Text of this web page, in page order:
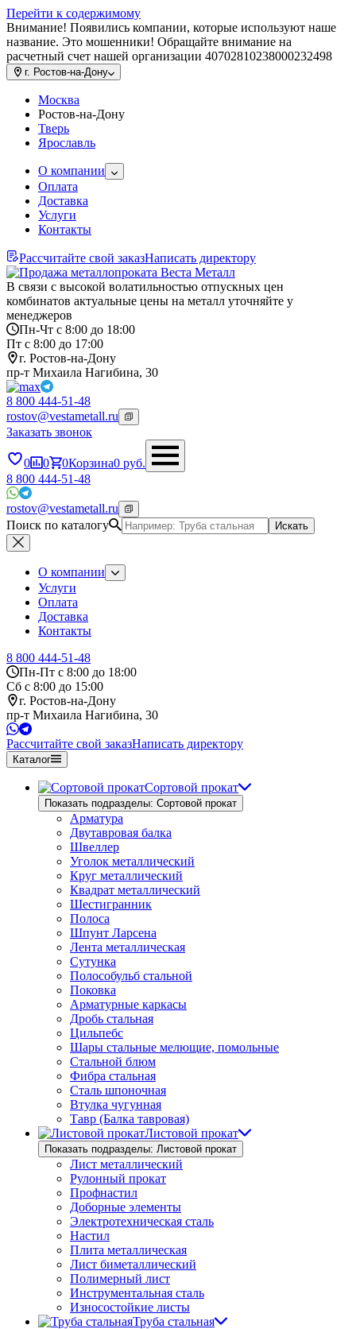
Перейти к содержимому
Внимание! Появились компании, которые используют наше
название. Это мошенники! Обращайте внимание на
расчетный счет нашей организации 40702810238000232498
г. Ростов-на-Дону
Москва
Ростов-на-Дону
Тверь
Ярославль
О компании
Оплата
Доставка
Услуги
Контакты
Рассчитайте свой заказНаписать директору
В связи с высокой волатильностью отпускных цен
комбинатов актуальные цены на металл уточняйте у
менеджеров
Пн-Чт с 8:00 до 18:00
Пт с 8:00 до 17:00
г. Ростов-на-Дону
пр-т Михаила Нагибина, 30
8 800 444-51-48
rostov@vestametall.ru
Заказать звонок
0 0 0Корзина0 руб.
8 800 444-51-48
rostov@vestametall.ru
Поиск по каталогу
Искать
О компании
Услуги
Оплата
Доставка
Контакты
8 800 444-51-48
Пн-Пт с 8:00 до 18:00
Сб с 8:00 до 15:00
г. Ростов-на-Дону
пр-т Михаила Нагибина, 30
Рассчитайте свой заказНаписать директору
Каталог
Сортовой прокат
Показать подразделы: Сортовой прокат
Арматура
Двутавровая балка
Швеллер
Уголок металлический
Круг металлический
Квадрат металлический
Шестигранник
Полоса
Шпунт Ларсена
Лента металлическая
Сутунка
Полособульб стальной
Поковка
Арматурные каркасы
Дробь стальная
Цильпебс
Шары стальные мелющие, помольные
Стальной блюм
Фибра стальная
Сталь шпоночная
Втулка чугунная
Тавр (Балка тавровая)
Листовой прокат
Показать подразделы: Листовой прокат
Лист металлический
Рулонный прокат
Профнастил
Доборные элементы
Электротехническая сталь
Настил
Плита металлическая
Лист биметаллический
Полимерный лист
Инструментальная сталь
Износостойкие листы
Труба стальная